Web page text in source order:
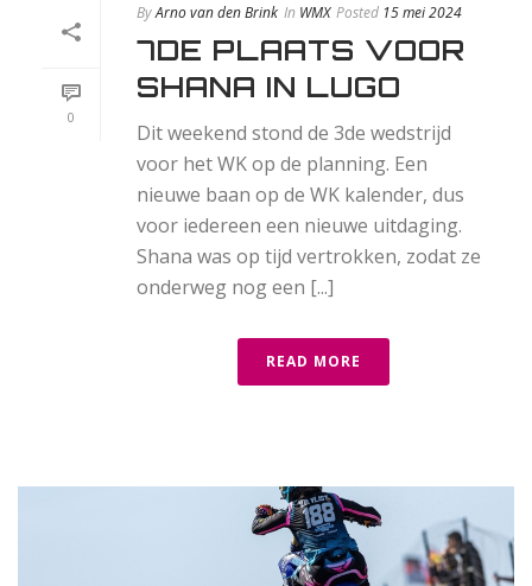
0
ByArno van den Brink In WMX Posted 15 mei 2024
7DE PLAATS VOOR
SHANA IN LUGO
Dit weekend stond de 3de wedstrijd
voor het WK op de planning. Een
nieuwe baan op de WK kalender, dus
voor iedereen een nieuwe uitdaging.
Shana was op tijd vertrokken, zodat ze
onderweg nog een [...]
READ MORE